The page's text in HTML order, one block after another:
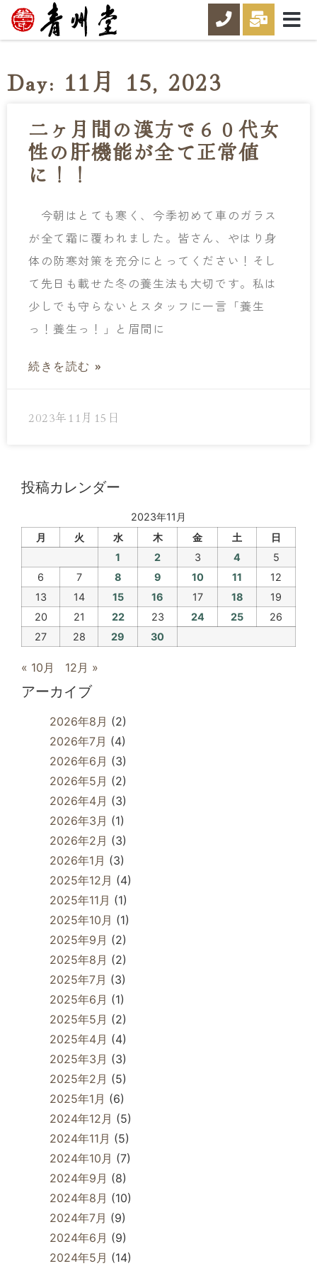
Day: 11月 15, 2023
二ヶ月間の漢方で６０代女
性の肝機能が全て正常値
に！！
今朝はとても寒く、今季初めて車のガラス
が全て霜に覆われました。皆さん、やはり身
体の防寒対策を充分にとってください！そし
て先日も載せた冬の養生法も大切です。私は
少しでも守らないとスタッフに一言「養生
っ！養生っ！」と眉間に
続きを読む »
2023年11月15日
投稿カレンダー
2023年11月
月
火 水 木 金 土
日
1
2 3 4
5
6
7 8 9 10 11
12
13
14 15 16 17 18
19
20
21 22 23 24 25
26
27
28 29 30
« 10月 12月 »
アーカイブ
2026年8月 (2)
2026年7月 (4)
2026年6月 (3)
2026年5月 (2)
2026年4月 (3)
2026年3月 (1)
2026年2月 (3)
2026年1月 (3)
2025年12月 (4)
2025年11月 (1)
2025年10月 (1)
2025年9月 (2)
2025年8月 (2)
2025年7月 (3)
2025年6月 (1)
2025年5月 (2)
2025年4月 (4)
2025年3月 (3)
2025年2月 (5)
2025年1月 (6)
2024年12月 (5)
2024年11月 (5)
2024年10月 (7)
2024年9月 (8)
2024年8月 (10)
2024年7月 (9)
2024年6月 (9)
2024年5月 (14)